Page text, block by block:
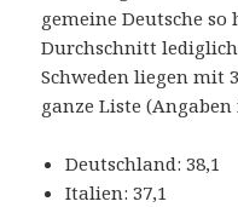
gemeine Deutsche so
Durchschnitt lediglich
Schweden liegen mit
ganze Liste (Angaben
Deutschland: 38,1
Italien: 37,1